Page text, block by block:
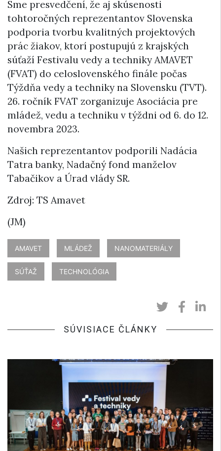
Sme presvedčení, že aj skúsenosti
tohtoročných reprezentantov Slovenska
podporia tvorbu kvalitných projektových
prác žiakov, ktorí postupujú z krajských
súťaží Festivalu vedy a techniky AMAVET
(FVAT) do celoslovenského finále počas
Týždňa vedy a techniky na Slovensku (TVT).
26. ročník FVAT zorganizuje Asociácia pre
mládež, vedu a techniku v týždni od 6. do 12.
novembra 2023.
Našich reprezentantov podporili Nadácia
Tatra banky, Nadačný fond manželov
Tabačikov a Úrad vlády SR.
Zdroj: TS Amavet
(JM)
AMAVET MLÁDEŽ NANOMATERIÁLY
SÚŤAŽ TECHNOLÓGIA
SÚVISIACE ČLÁNKY